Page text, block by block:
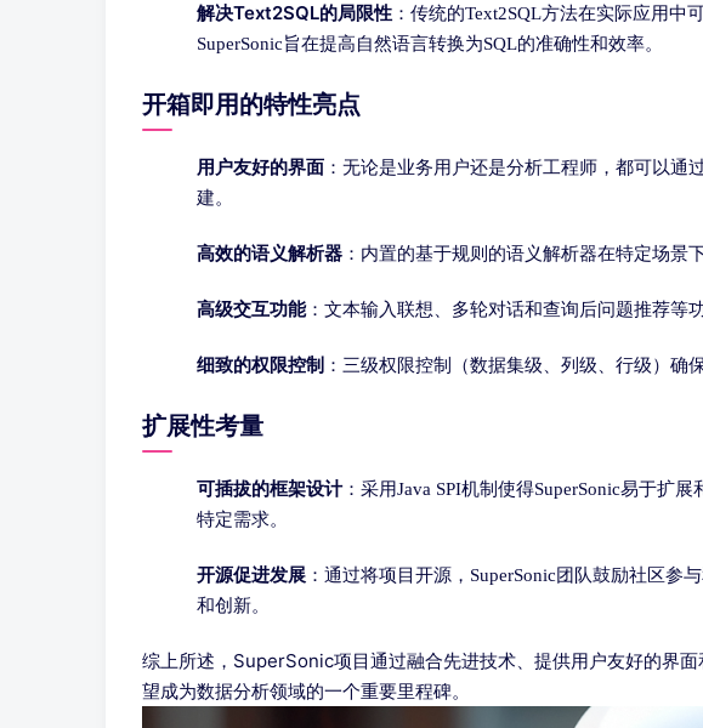
解决Text2SQL的局限性 ：传统的Text2SQL方法在实际应用中
SuperSonic旨在提高自然语言转换为SQL的准确性和效率。
开箱即用的特性亮点
用户友好的界面 ：无论是业务用户还是分析工程师，都可以
建。
高效的语义解析器 ：内置的基于规则的语义解析器在特定场景
高级交互功能：文本输入联想、多轮对话和查询后问题推荐等
细致的权限控制 ：三级权限控制（数据集级、列级、行级）确
扩展性考量
可插拔的框架设计：采用Java SPI机制使得SuperSonic易于扩
特定需求。
开源促进发展 ：通过将项目开源，SuperSonic团队鼓励社区
和创新。
综上所述，SuperSonic项目通过融合先进技术、提供用户友好的界
望成为数据分析领域的一个重要里程碑。